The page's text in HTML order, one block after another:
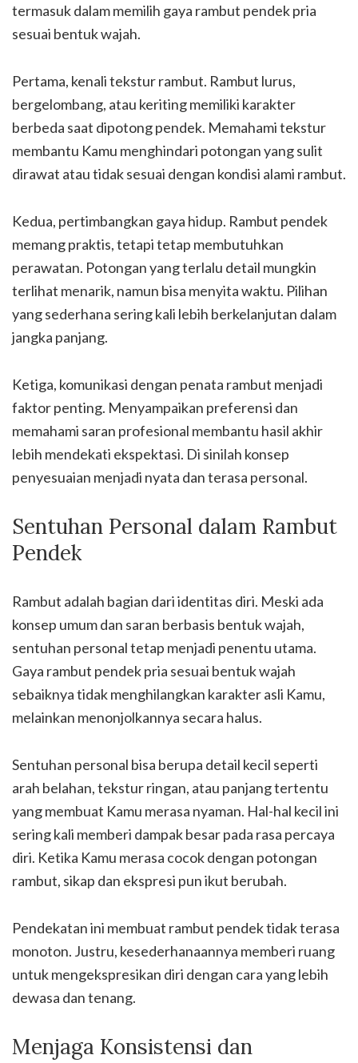
termasuk dalam memilih gaya rambut pendek pria
sesuai bentuk wajah.
Pertama, kenali tekstur rambut. Rambut lurus,
bergelombang, atau keriting memiliki karakter
berbeda saat dipotong pendek. Memahami tekstur
membantu Kamu menghindari potongan yang sulit
dirawat atau tidak sesuai dengan kondisi alami rambut.
Kedua, pertimbangkan gaya hidup. Rambut pendek
memang praktis, tetapi tetap membutuhkan
perawatan. Potongan yang terlalu detail mungkin
terlihat menarik, namun bisa menyita waktu. Pilihan
yang sederhana sering kali lebih berkelanjutan dalam
jangka panjang.
Ketiga, komunikasi dengan penata rambut menjadi
faktor penting. Menyampaikan preferensi dan
memahami saran profesional membantu hasil akhir
lebih mendekati ekspektasi. Di sinilah konsep
penyesuaian menjadi nyata dan terasa personal.
Sentuhan Personal dalam Rambut
Pendek
Rambut adalah bagian dari identitas diri. Meski ada
konsep umum dan saran berbasis bentuk wajah,
sentuhan personal tetap menjadi penentu utama.
Gaya rambut pendek pria sesuai bentuk wajah
sebaiknya tidak menghilangkan karakter asli Kamu,
melainkan menonjolkannya secara halus.
Sentuhan personal bisa berupa detail kecil seperti
arah belahan, tekstur ringan, atau panjang tertentu
yang membuat Kamu merasa nyaman. Hal-hal kecil ini
sering kali memberi dampak besar pada rasa percaya
diri. Ketika Kamu merasa cocok dengan potongan
rambut, sikap dan ekspresi pun ikut berubah.
Pendekatan ini membuat rambut pendek tidak terasa
monoton. Justru, kesederhanaannya memberi ruang
untuk mengekspresikan diri dengan cara yang lebih
dewasa dan tenang.
Menjaga Konsistensi dan